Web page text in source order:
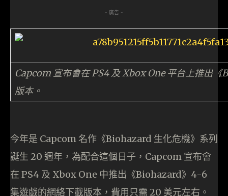
- 廣告 -
Capcom 宣布會在 PS4 及 Xbox One 平台上推出
版本。
今年是 Capcom 名作《Biohazard 生化危機》系列
誕生 20 週年，為配合這個日子，Capcom 宣布會
在 PS4 及 Xbox One 中推出《Biohazard》4-6
集遊戲的網絡下載版本，費用只需 20 美元左右。